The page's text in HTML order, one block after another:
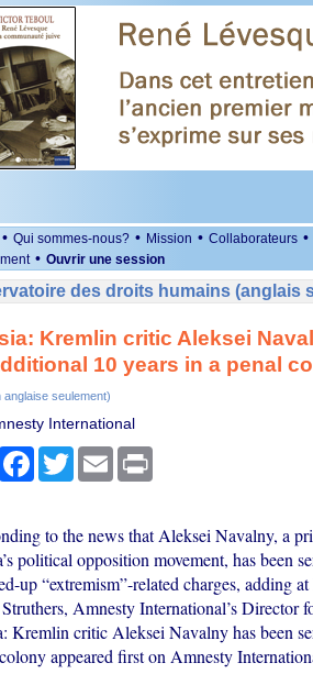
• Qui sommes-nous? • Mission • Collaborateurs •
• Ouvrir une session
des droits humains (anglais
Kremlin critic Aleksei
10 years in a penal
anglaise seulement)
International
Facebook
TwitterEmail Print
to the news that Aleksei Navalny, a
political opposition movement, has been
up “extremism”-related charges, adding
Amnesty International’s
Kremlin critic Aleksei Navalny has been
appeared first on Amnesty